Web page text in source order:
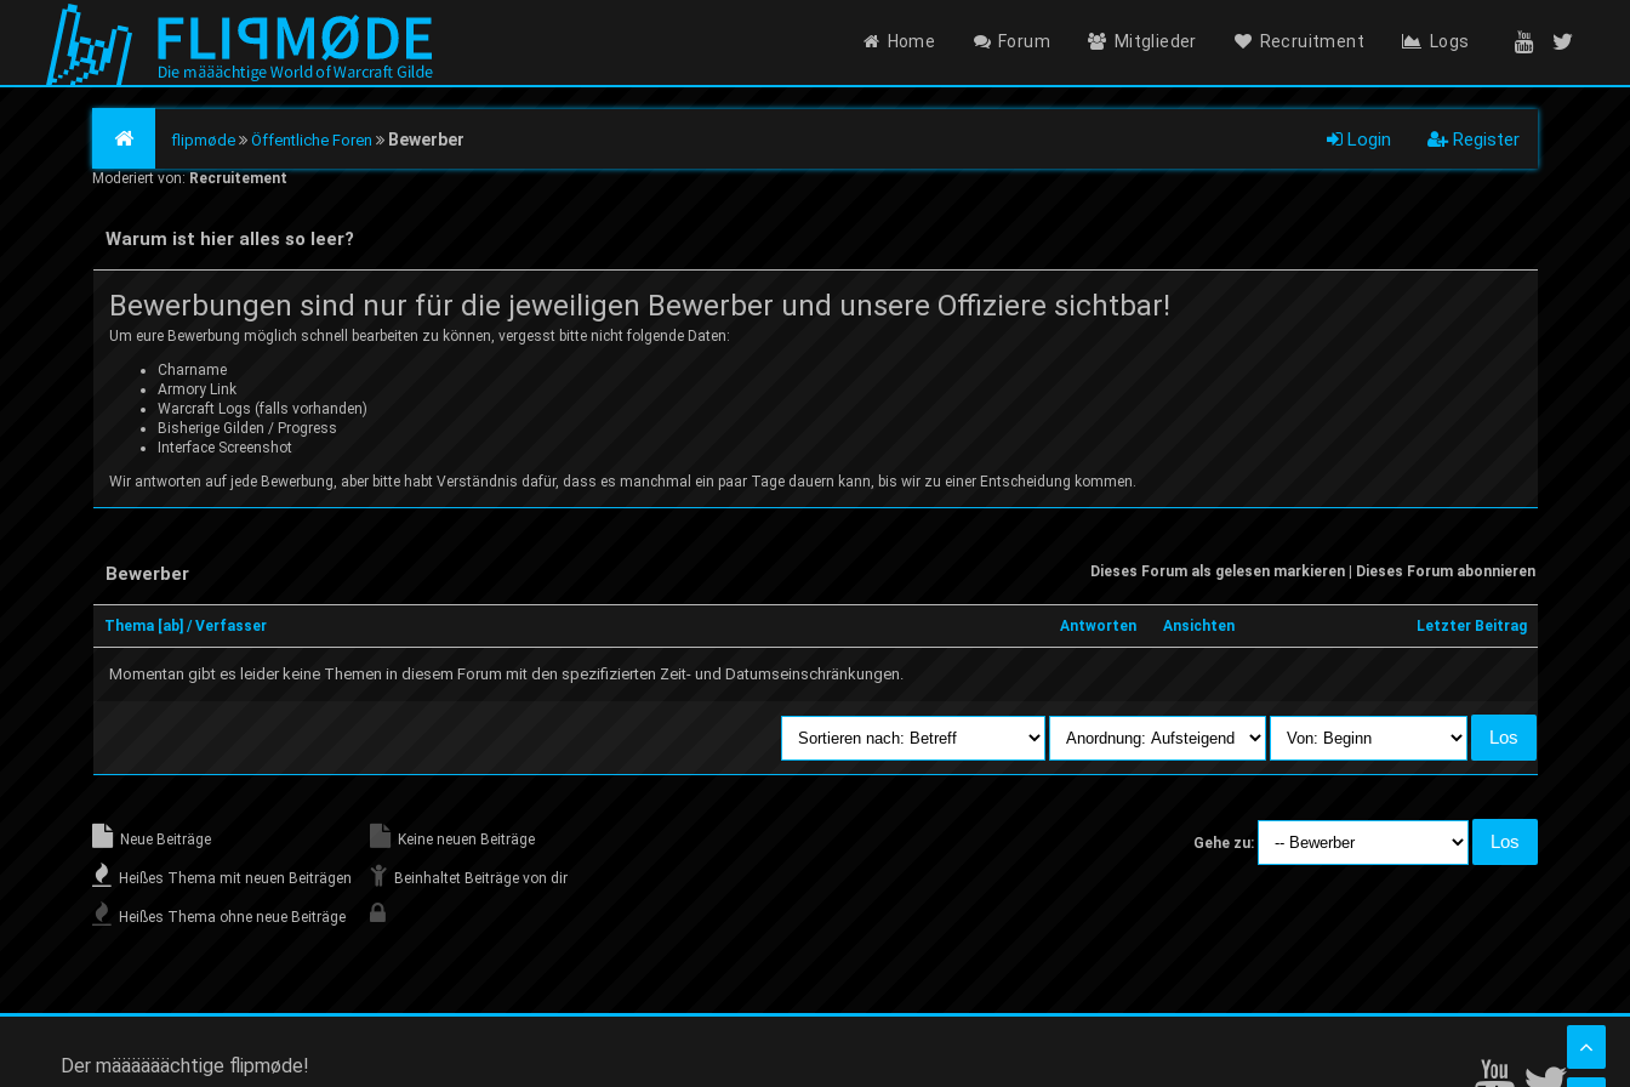
Home Forum Mitglieder Recruitment Logs
flipmøde Öffentliche Foren Bewerber Register
Login
Moderiert von: Recruitement
Warum ist hier alles so leer?
Bewerbungen sind nur für die jeweiligen Bewerber und unsere Offiziere sichtbar!
Um eure Bewerbung möglich schnell bearbeiten zu können, vergesst bitte nicht folgende Daten:
Charname
Armory Link
Warcraft Logs (falls vorhanden)
Bisherige Gilden / Progress
Interface Screenshot
Wir antworten auf jede Bewerbung, aber bitte habt Verständnis dafür, dass es manchmal ein paar Tage dauern kann, bis wir zu einer Entscheidung kommen.
Dieses Forum als gelesen markieren| Dieses Forum abonnieren
Bewerber
Thema [ab] /Verfasser Antworten Ansichten Letzter Beitrag
Momentan gibt es leider keine Themen in diesem Forum mit den spezifizierten Zeit- und Datumseinschränkungen.
Neue Beiträge
Heißes Thema mit neuen Beiträgen
Heißes Thema ohne neue Beiträge
Keine neuen Beiträge
Beinhaltet Beiträge von dir
Gehe zu:
Der määäääächtige flipmøde!